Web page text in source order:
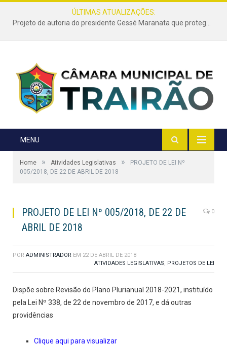
ÚLTIMAS ATUALIZAÇÕES:
Projeto de autoria do presidente Gessé Maranata que protege as estradas vicinais de Trairão é transformado em lei
MENU
Home » Atividades Legislativas »
PROJETO DE LEI Nº
005/2018, DE 22 DE ABRIL DE 2018
PROJETO DE LEI Nº 005/2018, DE 22 DE
ABRIL DE 2018
0
POR ADMINISTRADOR EM 22 DE ABRIL DE 2018
ATIVIDADES LEGISLATIVAS, PROJETOS DE LEI
Dispõe sobre Revisão do Plano Plurianual 2018-2021, instituído
pela Lei Nº 338, de 22 de novembro de 2017, e dá outras
providências
Clique aqui para visualizar